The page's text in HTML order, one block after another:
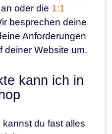
an oder die 1:1
besprechen deine
Anforderungen
deiner Website um.
kann ich in
du fast alles